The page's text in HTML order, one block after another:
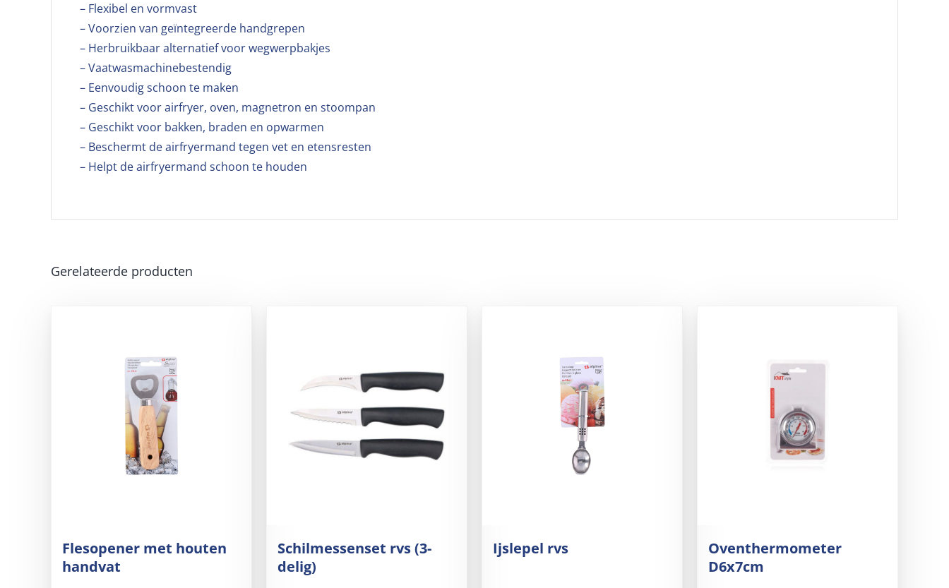
– Flexibel en vormvast
– Voorzien van geïntegreerde handgrepen
– Herbruikbaar alternatief voor wegwerpbakjes
– Vaatwasmachinebestendig
– Eenvoudig schoon te maken
– Geschikt voor airfryer, oven, magnetron en stoompan
– Geschikt voor bakken, braden en opwarmen
– Beschermt de airfryermand tegen vet en etensresten
– Helpt de airfryermand schoon te houden
Gerelateerde producten
Flesopener met houten
handvat
Schilmessenset rvs (3-
delig)
Ijslepel rvs
Oventhermometer
D6x7cm